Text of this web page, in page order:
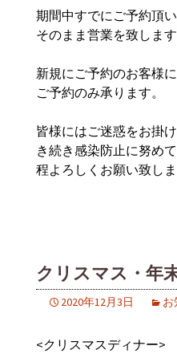
期間中すでにご予約頂
そのまま営業を致します
新規にご予約のお客様
ご予約のみ承ります。
皆様にはご迷惑をお掛
き続き感染防止に努め
程よろしくお願い致しま
クリスマス・年
2020年12月3日 お
<クリスマスディナー>